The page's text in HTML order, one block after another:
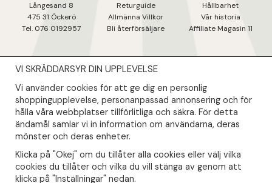
Långesand 8
475 31 Öckerö
Tel. 076 0192957
Returguide
Allmänna Villkor
Bli återförsäljare
Hållbarhet
Vår historia
Affiliate Magasin 11
NYHETSBREV
Såklart skall du ta del av våra bästa erbjudanden & nyheter!
Din mail kommer endast användas till våra nyhetsbrev.
VI SKRÄDDARSYR DIN UPPLEVELSE
Vi använder cookies för att ge dig en personlig
shoppingupplevelse, personanpassad annonsering och för
hålla våra webbplatser tillförlitliga och säkra. För detta
ändamål samlar vi in information om användarna, deras
mönster och deras enheter.
Klicka på "Okej" om du tillåter alla cookies eller välj vilka
cookies du tillåter och vilka du vill stänga av genom att
klicka på "Inställningar" nedan.